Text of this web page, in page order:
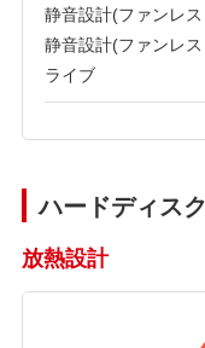
静音設計(ファンレス
静音設計(ファンレ
ライブ
ハードディス
放熱設計